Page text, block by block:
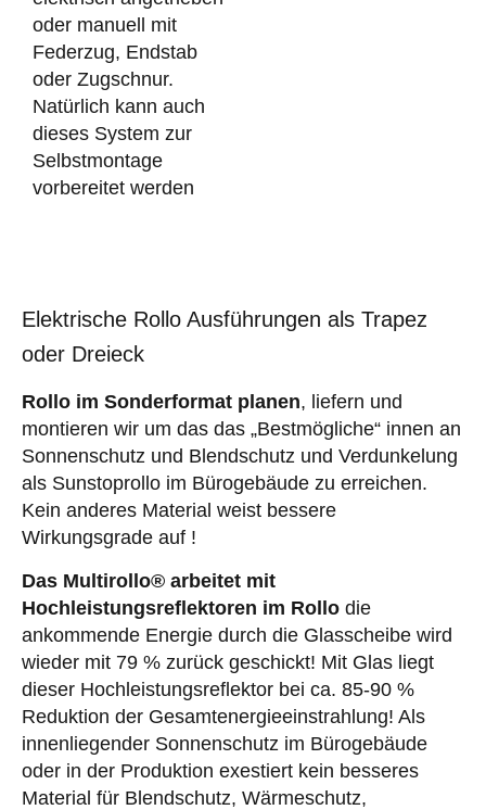
oder manuell mit
Federzug, Endstab
oder Zugschnur.
Natürlich kann auch
dieses System zur
Selbstmontage
vorbereitet werden
Elektrische Rollo Ausführungen als Trapez
oder Dreieck
Rollo im Sonderformat planen, liefern und
montieren wir um das das „Bestmögliche“ innen an
Sonnenschutz und Blendschutz und Verdunkelung
als Sunstoprollo im Bürogebäude zu erreichen.
Kein anderes Material weist bessere
Wirkungsgrade auf !
Das Multirollo® arbeitet mit
Hochleistungsreflektoren im Rollo die
ankommende Energie durch die Glasscheibe wird
wieder mit 79 % zurück geschickt! Mit Glas liegt
dieser Hochleistungsreflektor bei ca. 85-90 %
Reduktion der Gesamtenergieeinstrahlung! Als
innenliegender Sonnenschutz im Bürogebäude
oder in der Produktion exestiert kein besseres
Material für Blendschutz, Wärmeschutz,